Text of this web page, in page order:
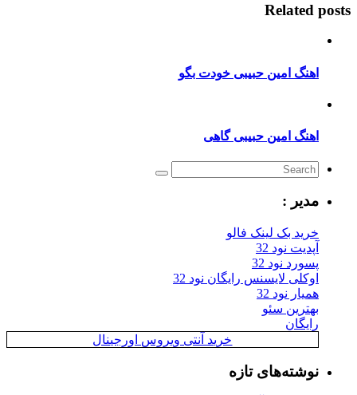
امین حبیبی خودت بگو
امین حبیبی گاهی
:
بک لینک فالو
نود 32
لایسنس رایگان نود 32
نود 32
سئو
خرید آنتی ویروس اورجینال
تازه